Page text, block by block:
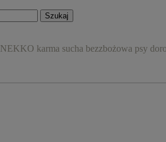
NEKKO karma sucha bezzbożowa psy